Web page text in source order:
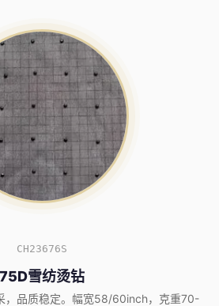
CH23676S
75D雪纺烫钻
，品质稳定。幅宽58/60inch，克重70-